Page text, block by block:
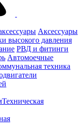
Аксессуары
высокого давления
РВД и фитинги
Автомоечные
техника
Техническая